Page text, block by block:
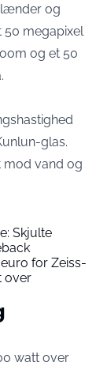
og
50 megapixel
og et 50
glas.
mod vand og
Skjulte
for Zeiss-
over
watt over